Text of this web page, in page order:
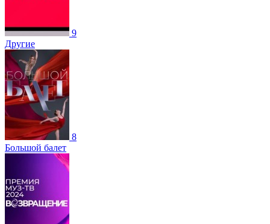
9
Другие
8
Большой балет